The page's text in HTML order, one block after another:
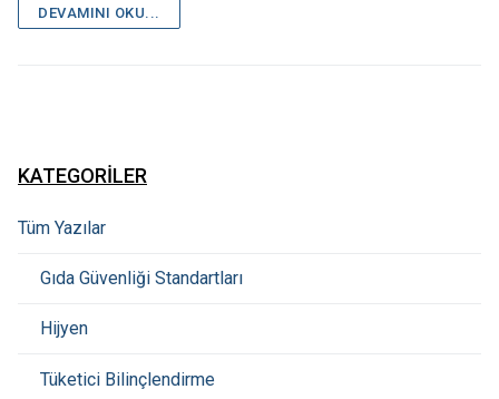
DEVAMINI OKU...
KATEGORILER
Tüm Yazılar
Gıda Güvenliği Standartları
Hijyen
Tüketici Bilinçlendirme